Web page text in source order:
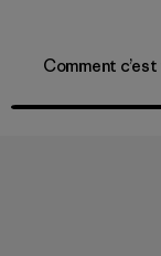
Comment